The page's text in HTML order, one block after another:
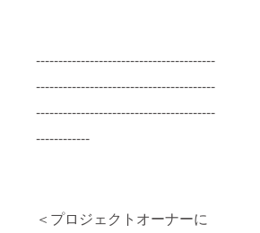
----------------------------------------
----------------------------------------
----------------------------------------
------------
＜プロジェクトオーナーに